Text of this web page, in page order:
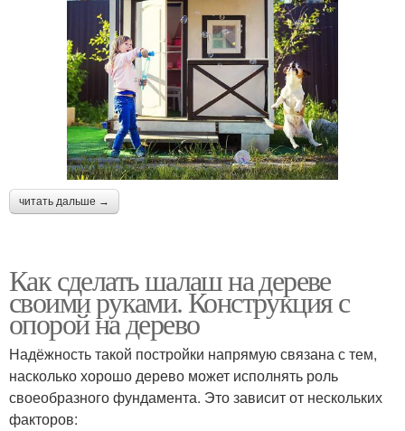
читать дальше →
Как сделать шалаш на дереве
своими руками. Конструкция с
опорой на дерево
Надёжность такой постройки напрямую связана с тем,
насколько хорошо дерево может исполнять роль
своеобразного фундамента. Это зависит от нескольких
факторов: